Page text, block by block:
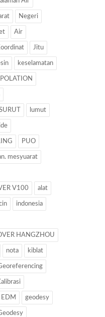
Negeri
Air
Jitu
keselamatan
lumut
PUO
mesyuarat
V100 alat
indonesia
HANGZHOU
nota kiblat
EDM geodesy